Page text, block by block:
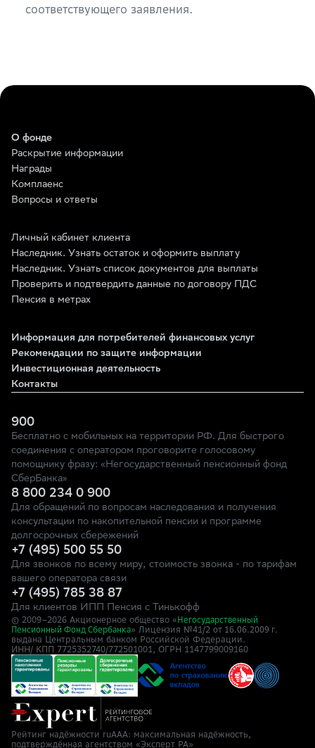
соответствующего заявления.
О фонде
Раскрытие информации
Награды
Комплаенс
Вопросы и ответы
Личный кабинет клиента
Наследник. Узнать остаток и оформить выплату
Наследник. Узнать список документов для выплаты
Проверить и подтвердить данные по договору ПДС
Пенсия в метрах
Информация для потребителей финансовых услуг
Рекомендации по защите информации
Инвестиционная деятельность
Контакты
900
Бесплатно с мобильных на территории РФ. Для быстрого
соединения с оператором проговорите голосовому
помощнику фразу: «Негосударственный пенсионный фонд
СберБанка»
8 800 234 0 900
Для обращений по вопросам наследования и получения
консультации по накопительной пенсии и программе
долгосрочных сбережений
+7 (495) 500 55 50
Для звонков по всему миру, стоимость звонка - по тарифам
вашего оператора связи
+7 (495) 785 38 87
Для клиентов ИПП Пенсия с Тинькофф
© 2009–2026 Акционерное общество « Негосударственный
Пенсионный Фонд Сбербанка» Лицензия №41/2 от 16.06.2009 г.
выдана Центральным банком Российской Федерации.
ИНН/ КПП 7725352740/772501001, ОГРН 1147799009160
Рейтинг надёжности ruAAA: максимальная надёжность,
подтверждённая агентством «Эксперт РА»